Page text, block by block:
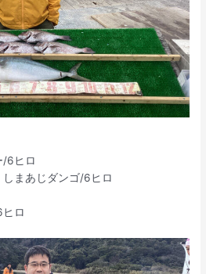
6ヒロ
まあじダンゴ/6ヒロ
ロ